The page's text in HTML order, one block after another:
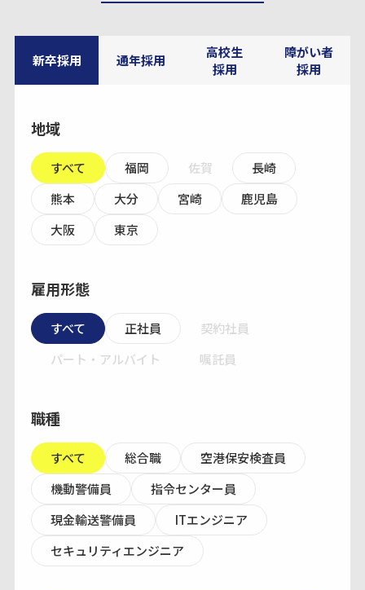
新卒採用 通年採用
高校生
採用
障がい者
採用
地域
すべて 福岡 佐賀
長崎
熊本
大分 宮崎
鹿児島
大阪
東京
雇用形態
すべて 正社員
契約社員
パート・アルバイト
嘱託員
職種
すべて 総合職
空港保安検査員
機動警備員
指令センター員
現金輸送警備員
ITエンジニア
セキュリティエンジニア